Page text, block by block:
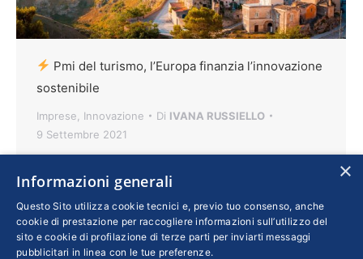
Pmi del turismo, l’Europa finanzia l’innovazione
sostenibile
Imprese Innovazione Di IVANA RUSSIELLO
9 Settembre 2021
alla call TouriSME, che punta ad aiutare le
imprese del settore a qualificare in senso
sostenibile la propria offerta. Le imprese
selezionate potranno partecipare a incontri
×
Informazioni generali
Questo Sito utilizza cookie tecnici e, previo tuo consenso, anche
cookie di prestazione per raccogliere informazioni sull’utilizzo del
sito e cookie di profilazione di terze parti per inviarti messaggi
pubblicitari in linea con le tue preferenze.